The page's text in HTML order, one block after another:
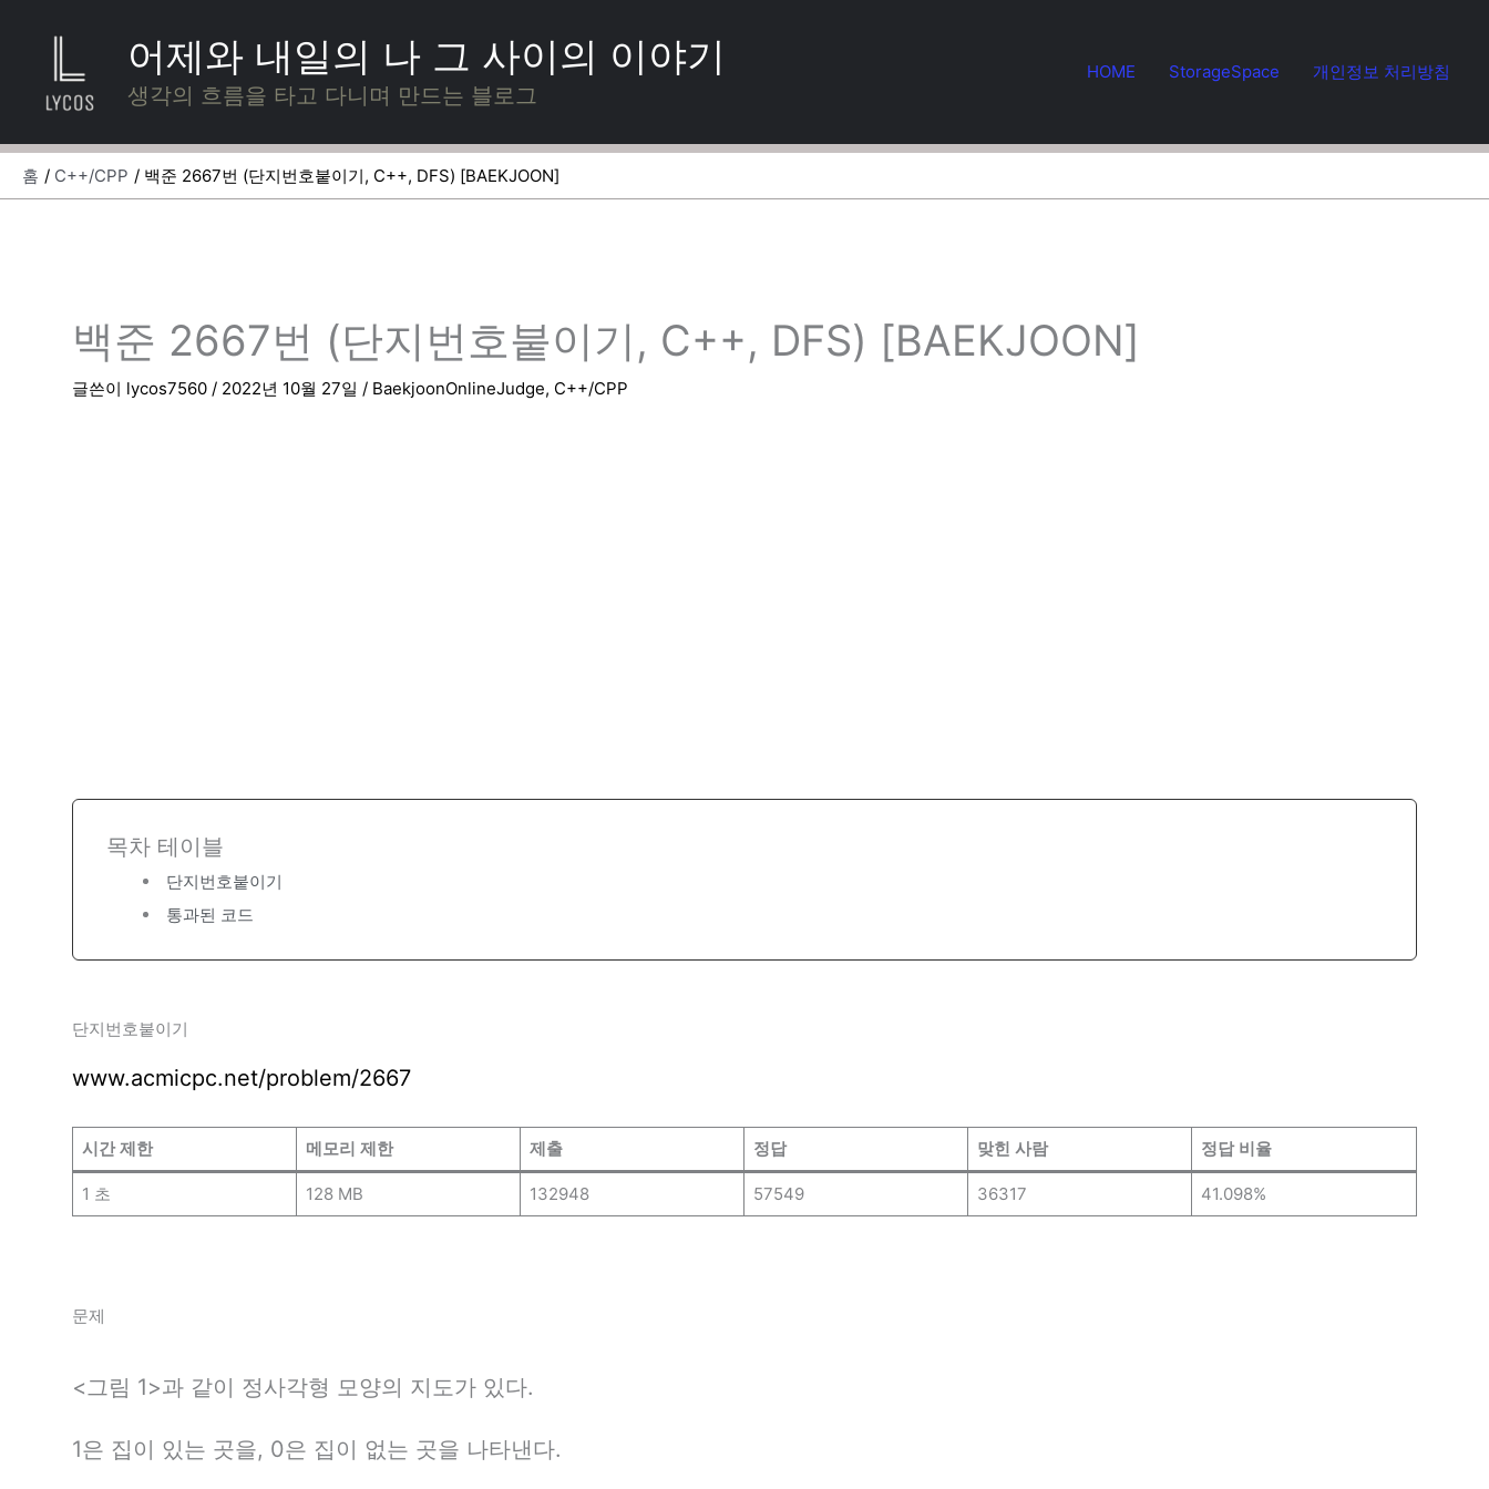
너
기
어제와 내일의 나 그 사이의 이야기
생각의 흐름을 타고 다니며 만드는 블로그
HOME StorageSpace 개인정보 처리방침
홈 C++/CPP 백준 2667번 (단지번호붙이기, C++, DFS) [BAEKJOON]
백준 2667번 (단지번호붙이기, C++, DFS) [BAEKJOON]
글쓴이 lycos7560 / 2022년 10월 27일 / BaekjoonOnlineJudge, C++/CPP
목차 테이블
단지번호붙이기
통과된 코드
단지번호붙이기
www.acmicpc.net/problem/2667
시간 제한 메모리 제한 제출 정답 맞힌 사람 정답 비율
1 초 128 MB 132948 57549 36317 41.098%
문제
<그림 1>과 같이 정사각형 모양의 지도가 있다.
1은 집이 있는 곳을, 0은 집이 없는 곳을 나타낸다.